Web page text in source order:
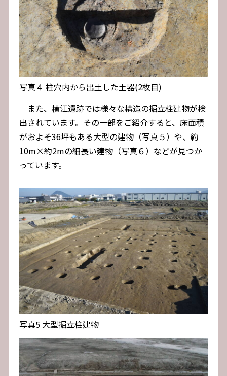
写真４ 柱穴内から出土した土器(2枚目)
また、横江遺跡では様々な構造の掘立柱建物が検
出されています。その一部をご紹介すると、床面積
がおよそ36坪もある大型の建物（写真５）や、約
10m×約2mの細長い建物（写真６）などが見つか
っています。
写真5 大型掘立柱建物